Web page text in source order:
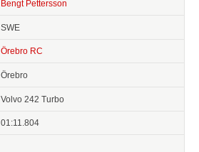
Bengt Pettersson
SWE
Örebro RC
Örebro
Volvo 242 Turbo
01:11.804